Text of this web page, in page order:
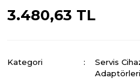
3.480,63 TL
Kategori Servis
Adaptörleri